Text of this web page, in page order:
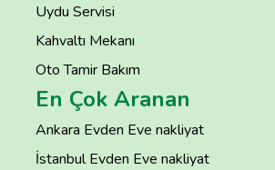
Uydu Servisi
Kahvaltı Mekanı
Oto Tamir Bakım
En Çok Aranan
Ankara Evden Eve nakliyat
İstanbul Evden Eve nakliyat